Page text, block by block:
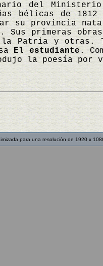
del
bélicas de
su provincia
Sus primeras
Patria y otras.
El estudiante .
la poesía por
para una resolución de 1920 x